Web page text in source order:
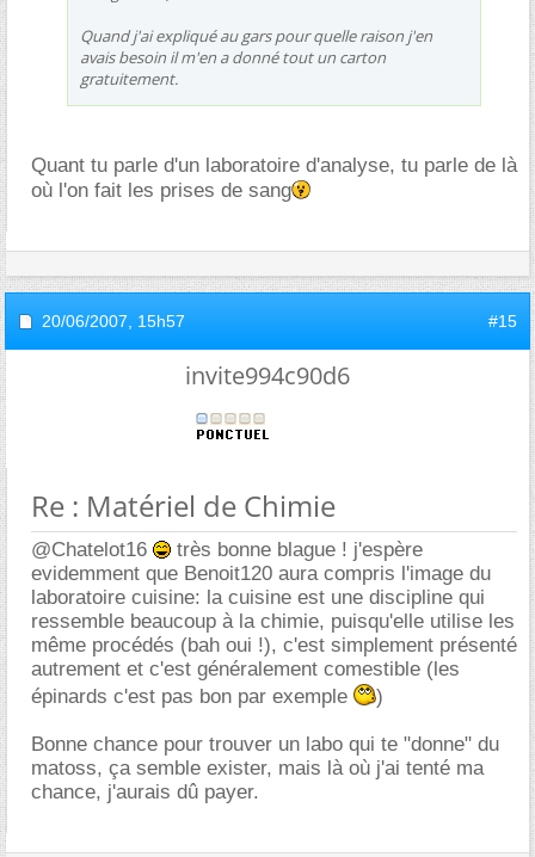
Quand j'ai expliqué au gars pour quelle raison j'en
avais besoin il m'en a donné tout un carton
gratuitement.
Quant tu parle d'un laboratoire d'analyse, tu parle de là
où l'on fait les prises de sang
20/06/2007, 15h57 #15
invite994c90d6
Re : Matériel de Chimie
@Chatelot16
très bonne blague ! j'espère
evidemment que Benoit120 aura compris l'image du
laboratoire cuisine: la cuisine est une discipline qui
ressemble beaucoup à la chimie, puisqu'elle utilise les
même procédés (bah oui !), c'est simplement présenté
autrement et c'est généralement comestible (les
épinards c'est pas bon par exemple
)
Bonne chance pour trouver un labo qui te "donne" du
matoss, ça semble exister, mais là où j'ai tenté ma
chance, j'aurais dû payer.